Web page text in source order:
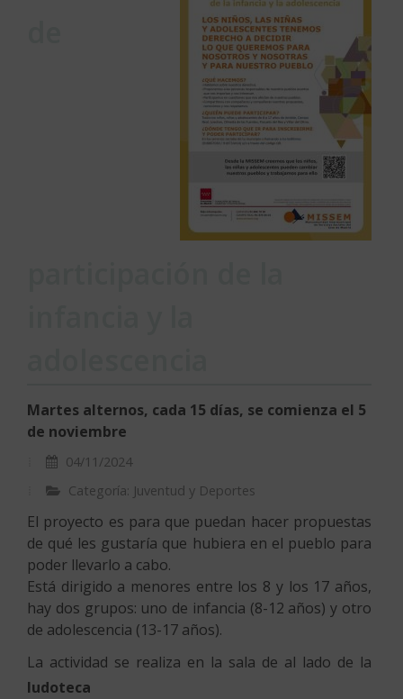
Martes alternos, cada 15 días, se comienza el 5
de noviembre
04/11/2024
Categoría: Juventud y Deportes
El proyecto es para que puedan hacer propuestas
de qué les gustaría que hubiera en el pueblo para
poder llevarlo a cabo.
Está dirigido a menores entre los 8 y los 17 años,
hay dos grupos: uno de infancia (8-12 años) y otro
de adolescencia (13-17 años).
La actividad se realiza en la sala de al lado de la
ludoteca